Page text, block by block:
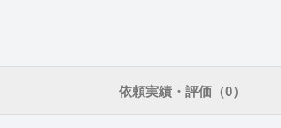
依頼実績・評価（0）